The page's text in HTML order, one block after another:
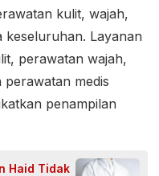
kulit, wajah,
keseluruhan. Layanan
perawatan wajah,
medis
penampilan
Haid Tidak